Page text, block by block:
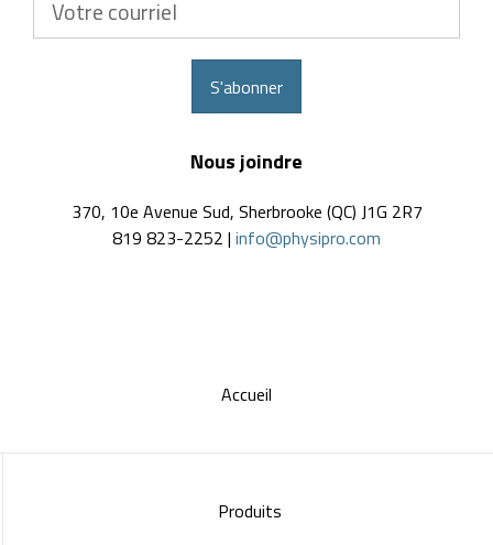
S'abonner
Nous joindre
370, 10e Avenue Sud, Sherbrooke (QC) J1G 2R7
819 823-2252 | info@physipro.com
Accueil
Produits